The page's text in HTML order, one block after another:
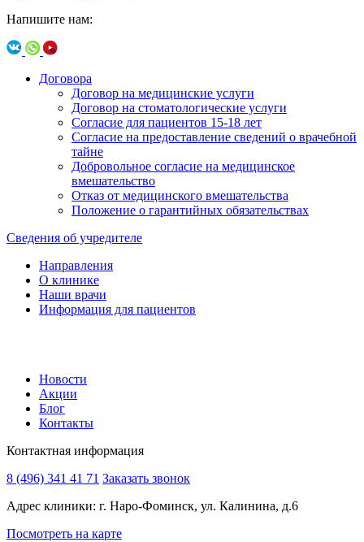
Напишите нам:
Договора
Договор на медицинские услуги
Договор на стоматологические услуги
Согласие для пациентов 15-18 лет
Согласие на предоставление сведений о врачебной
тайне
Добровольное согласие на медицинское
вмешательство
Отказ от медицинского вмешательства
Положение о гарантийных обязательствах
Сведения об учредителе
Направления
О клинике
Наши врачи
Информация для пациентов
Новости
Акции
Блог
Контакты
Контактная информация
8 (496) 341 41 71 Заказать звонок
Адрес клиники: г. Наро-Фоминск, ул. Калинина, д.6
Посмотреть на карте